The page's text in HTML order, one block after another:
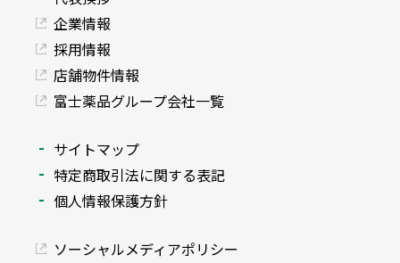
企業情報
採用情報
店舗物件情報
富士薬品グループ会社一覧
サイトマップ
特定商取引法に関する表記
個人情報保護方針
ソーシャルメディアポリシー